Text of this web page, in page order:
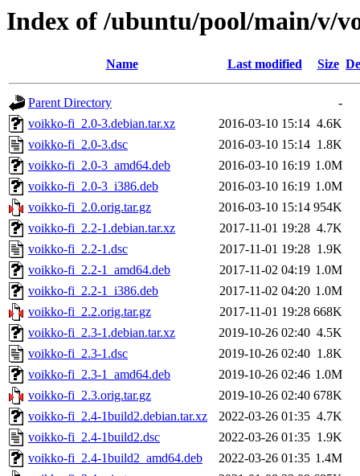
Index of /ubuntu/pool/main/v/
Name Last modified Size
Parent Directory
-
voikko-fi_2.0-3.debian.tar.xz
2016-03-10 15:14 4.6K
voikko-fi_2.0-3.dsc
2016-03-10 15:14 1.8K
voikko-fi_2.0-3_amd64.deb
2016-03-10 16:19 1.0M
voikko-fi_2.0-3_i386.deb
2016-03-10 16:19 1.0M
voikko-fi_2.0.orig.tar.gz
2016-03-10 15:14 954K
voikko-fi_2.2-1.debian.tar.xz
2017-11-01 19:28 4.7K
voikko-fi_2.2-1.dsc
2017-11-01 19:28 1.9K
voikko-fi_2.2-1_amd64.deb
2017-11-02 04:19 1.0M
voikko-fi_2.2-1_i386.deb
2017-11-02 04:20 1.0M
voikko-fi_2.2.orig.tar.gz
2017-11-01 19:28 668K
voikko-fi_2.3-1.debian.tar.xz
2019-10-26 02:40 4.5K
voikko-fi_2.3-1.dsc
2019-10-26 02:40 1.8K
voikko-fi_2.3-1_amd64.deb
2019-10-26 02:46 1.0M
voikko-fi_2.3.orig.tar.gz
2019-10-26 02:40 678K
voikko-fi_2.4-1build2.debian.tar.xz
2022-03-26 01:35 4.7K
voikko-fi_2.4-1build2.dsc
2022-03-26 01:35 1.9K
voikko-fi_2.4-1build2_amd64.deb
2022-03-26 01:35 1.4M